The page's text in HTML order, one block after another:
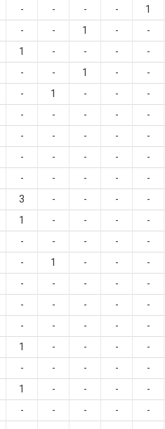
- - - - 1
- - 1 - -
1 - - - -
- - 1 - -
- 1 - - -
- - - - -
- - - - -
- - - - -
- - - - -
3 - - - -
1 - - - -
- - - - -
- 1 - - -
- - - - -
- - - - -
- - - - -
1 - - - -
- - - - -
1 - - - -
- - - - -